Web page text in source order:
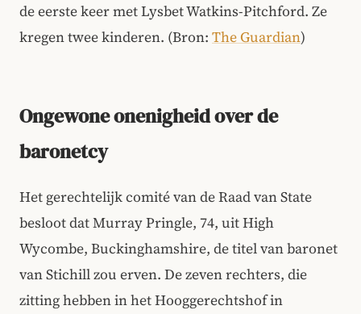
de eerste keer met Lysbet Watkins-Pitchford. Ze
kregen twee kinderen. (Bron: The Guardian)
Ongewone onenigheid over de
baronetcy
Het gerechtelijk comité van de Raad van State
besloot dat Murray Pringle, 74, uit High
Wycombe, Buckinghamshire, de titel van baronet
van Stichill zou erven. De zeven rechters, die
zitting hebben in het Hooggerechtshof in